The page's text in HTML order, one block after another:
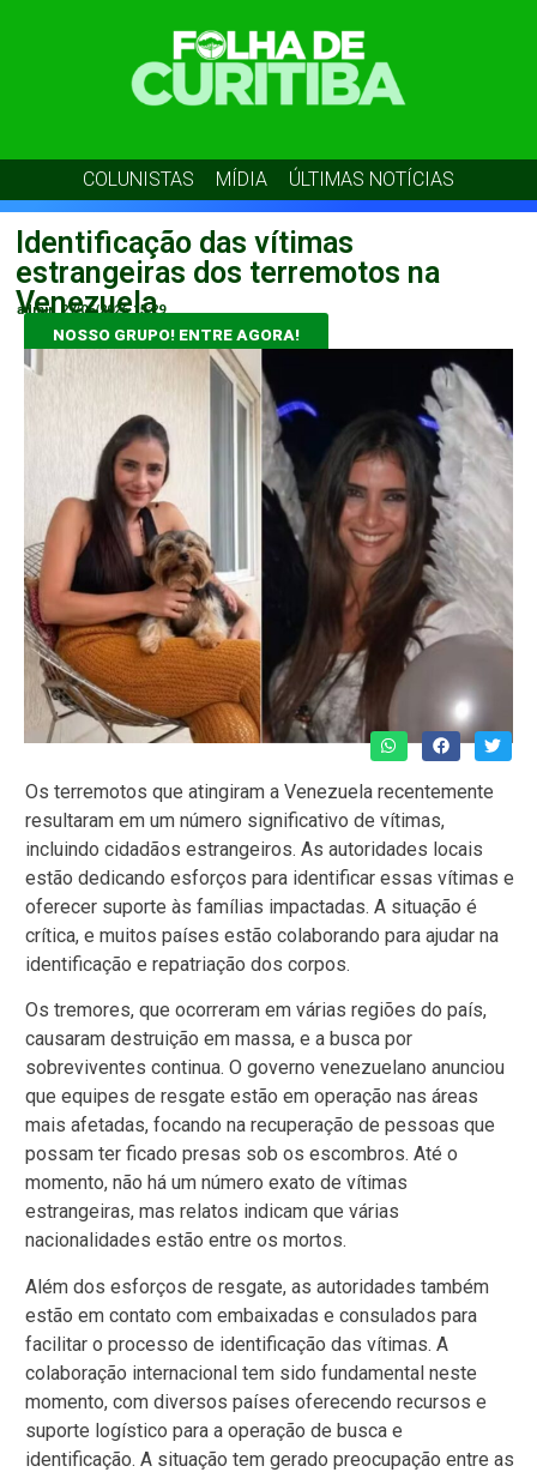
COLUNISTAS MÍDIA ÚLTIMAS NOTÍCIAS
Identificação das vítimas
estrangeiras dos terremotos na
Venezuela
admin 27/06/2026 15:29
NOSSO GRUPO! ENTRE AGORA!
Os terremotos que atingiram a Venezuela recentemente
resultaram em um número significativo de vítimas,
incluindo cidadãos estrangeiros. As autoridades locais
estão dedicando esforços para identificar essas vítimas e
oferecer suporte às famílias impactadas. A situação é
crítica, e muitos países estão colaborando para ajudar na
identificação e repatriação dos corpos.
Os tremores, que ocorreram em várias regiões do país,
causaram destruição em massa, e a busca por
sobreviventes continua. O governo venezuelano anunciou
que equipes de resgate estão em operação nas áreas
mais afetadas, focando na recuperação de pessoas que
possam ter ficado presas sob os escombros. Até o
momento, não há um número exato de vítimas
estrangeiras, mas relatos indicam que várias
nacionalidades estão entre os mortos.
Além dos esforços de resgate, as autoridades também
estão em contato com embaixadas e consulados para
facilitar o processo de identificação das vítimas. A
colaboração internacional tem sido fundamental neste
momento, com diversos países oferecendo recursos e
suporte logístico para a operação de busca e
identificação. A situação tem gerado preocupação entre as